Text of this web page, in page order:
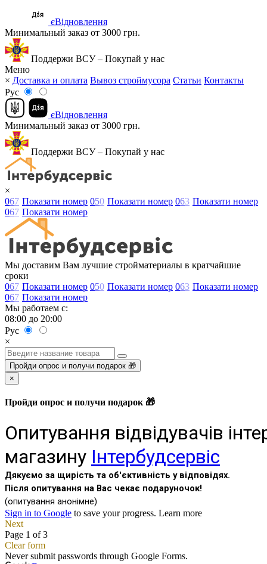
єВідновлення
Минимальный заказ от 3000 грн.
Поддержи ВСУ – Покупай у нас
Меню
× Доставка и оплата Вывоз строймусора Статьи Контакты
Рус
єВідновлення
Минимальный заказ от 3000 грн.
Поддержи ВСУ – Покупай у нас
×
067 Показати номер 050 Показати номер 063 Показати номер
067 Показати номер
Мы доставим Вам лучшие стройматериалы в кратчайшие
сроки
067 Показати номер 050 Показати номер 063 Показати номер
067 Показати номер
Мы работаем с:
08:00 до 20:00
Рус
×
Пройди опрос и получи подарок 🎁
×
Пройди опрос и получи подарок 🎁